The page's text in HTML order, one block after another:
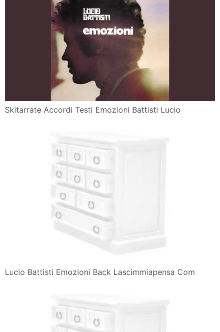
Skitarrate Accordi Testi Emozioni Battisti Lucio
Lucio Battisti Emozioni Back Lascimmiapensa Com